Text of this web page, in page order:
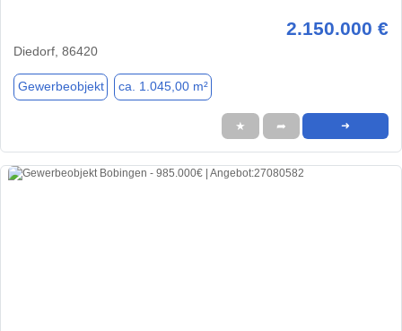
2.150.000 €
Diedorf, 86420
Gewerbeobjekt ca. 1.045,00 m²
★ ➦ ➜